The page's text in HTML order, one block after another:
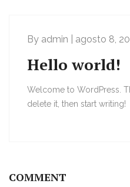
By admin | agosto 8,
Hello world!
Welcome to WordPress.
delete it, then start writing!
COMMENT